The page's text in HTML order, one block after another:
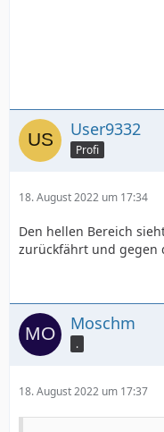
User9332
Profi
18. August 2022 um 17:34
Den hellen Bereich
zurückfährt und gegen
Moschm
.
18. August 2022 um 17:37